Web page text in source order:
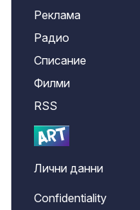
Реклама
Радио
Списание
Филми
RSS
Лични данни
Confidentiality